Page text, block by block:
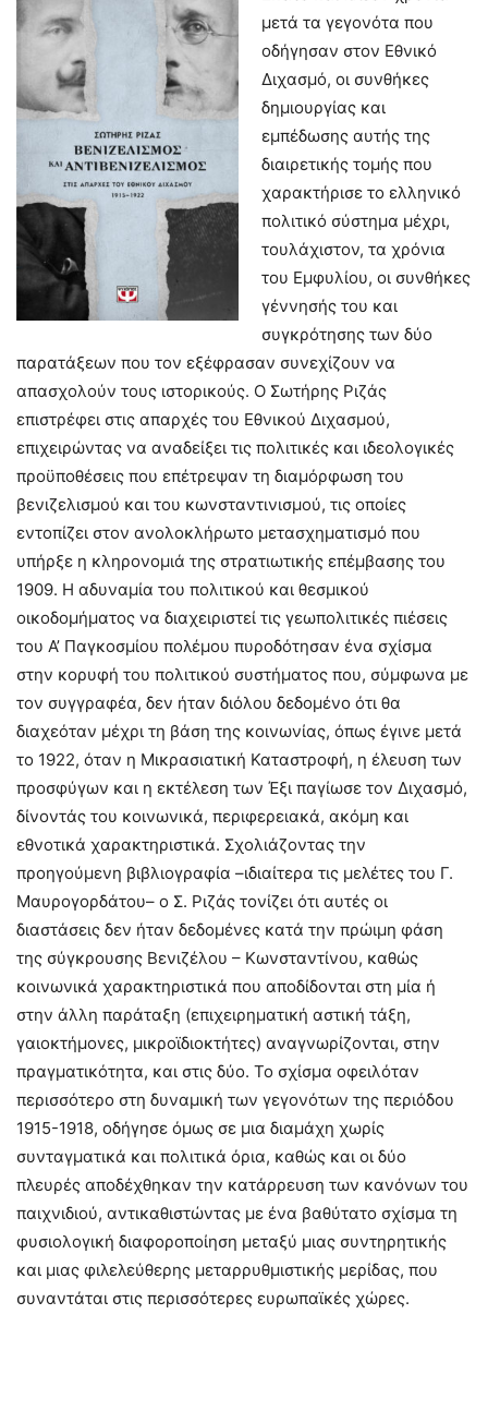
μετά τα γεγονότα που
οδήγησαν στον Εθνικό
Διχασμό, οι συνθήκες
δημιουργίας και
εμπέδωσης αυτής της
διαιρετικής τομής που
χαρακτήρισε το ελληνικό
πολιτικό σύστημα μέχρι,
τουλάχιστον, τα χρόνια
του Εμφυλίου, οι συνθήκες
γέννησής του και
συγκρότησης των δύο
παρατάξεων που τον εξέφρασαν συνεχίζουν να
απασχολούν τους ιστορικούς. Ο Σωτήρης Ριζάς
επιστρέφει στις απαρχές του Εθνικού Διχασμού,
επιχειρώντας να αναδείξει τις πολιτικές και ιδεολογικές
προϋποθέσεις που επέτρεψαν τη διαμόρφωση του
βενιζελισμού και του κωνσταντινισμού, τις οποίες
εντοπίζει στον ανολοκλήρωτο μετασχηματισμό που
υπήρξε η κληρονομιά της στρατιωτικής επέμβασης του
1909. Η αδυναμία του πολιτικού και θεσμικού
οικοδομήματος να διαχειριστεί τις γεωπολιτικές πιέσεις
του Α’ Παγκοσμίου πολέμου πυροδότησαν ένα σχίσμα
στην κορυφή του πολιτικού συστήματος που, σύμφωνα με
τον συγγραφέα, δεν ήταν διόλου δεδομένο ότι θα
διαχεόταν μέχρι τη βάση της κοινωνίας, όπως έγινε μετά
το 1922, όταν η Μικρασιατική Καταστροφή, η έλευση των
προσφύγων και η εκτέλεση των Έξι παγίωσε τον Διχασμό,
δίνοντάς του κοινωνικά, περιφερειακά, ακόμη και
εθνοτικά χαρακτηριστικά. Σχολιάζοντας την
προηγούμενη βιβλιογραφία –ιδιαίτερα τις μελέτες του Γ.
Μαυρογορδάτου– ο Σ. Ριζάς τονίζει ότι αυτές οι
διαστάσεις δεν ήταν δεδομένες κατά την πρώιμη φάση
της σύγκρουσης Βενιζέλου – Κωνσταντίνου, καθώς
κοινωνικά χαρακτηριστικά που αποδίδονται στη μία ή
στην άλλη παράταξη (επιχειρηματική αστική τάξη,
γαιοκτήμονες, μικροϊδιοκτήτες) αναγνωρίζονται, στην
πραγματικότητα, και στις δύο. Το σχίσμα οφειλόταν
περισσότερο στη δυναμική των γεγονότων της περιόδου
1915-1918, οδήγησε όμως σε μια διαμάχη χωρίς
συνταγματικά και πολιτικά όρια, καθώς και οι δύο
πλευρές αποδέχθηκαν την κατάρρευση των κανόνων του
παιχνιδιού, αντικαθιστώντας με ένα βαθύτατο σχίσμα τη
φυσιολογική διαφοροποίηση μεταξύ μιας συντηρητικής
και μιας φιλελεύθερης μεταρρυθμιστικής μερίδας, που
συναντάται στις περισσότερες ευρωπαϊκές χώρες.